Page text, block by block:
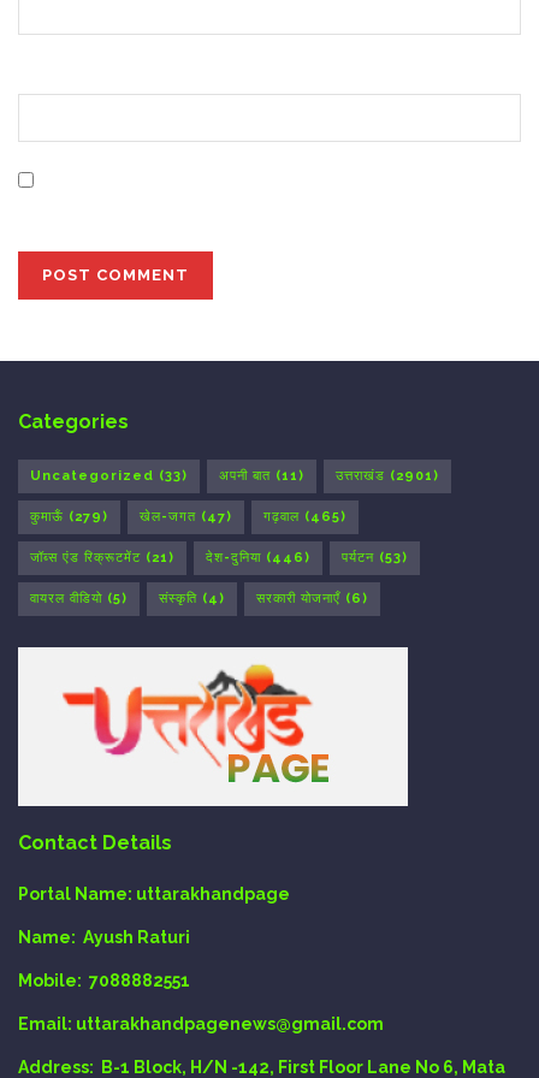
Categories
Uncategorized (33) अपनी बात (11) उत्तराखंड (2901)
कुमाऊँ (279) खेल-जगत (47) गढ़वाल (465)
जॉब्स एंड रिक्रूटमेंट (21) देश-दुनिया (446) पर्यटन (53)
वायरल वीडियो (5) संस्कृति (4) सरकारी योजनाएँ (6)
Contact Details
Portal Name: uttarakhandpage
Name: Ayush Raturi
Mobile: 7088882551
Email: uttarakhandpagenews@gmail.com
Address: B-1 Block, H/N -142, First Floor Lane No 6, Mata